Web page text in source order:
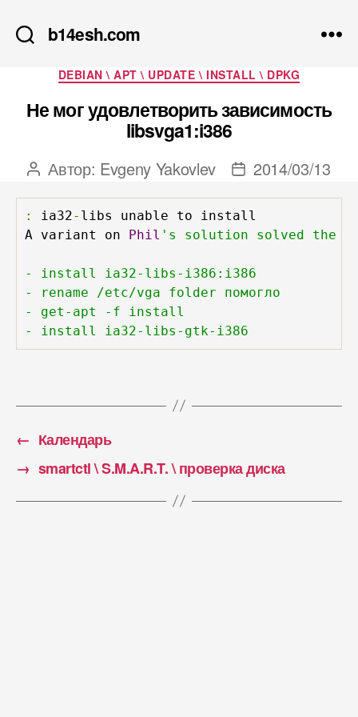
b14esh.com
Рубрики
DEBIAN \ APT \ UPDATE \ INSTALL \ DPKG
Не мог удовлетворить зависимость
libsvga1:i386
Автор
записи
Автор: Evgeny Yakovlev
Дата
записи
2014/03/13
: ia32- libs unable to install
A variant on Phil 's solution solved the
- install ia32-libs-i386:i386
- rename /etc/vga folder помогло
- get-apt -f install
- install ia32-libs-gtk-i386
← Календарь
→ smartctl \ S.M.A.R.T. \ проверка диска